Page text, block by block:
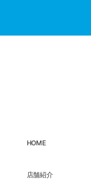
HOME
店舗紹介